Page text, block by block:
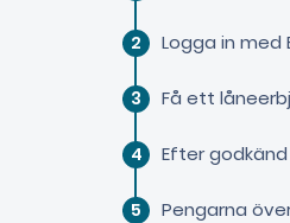
Logga in med
Få ett
Efter
Pengarna